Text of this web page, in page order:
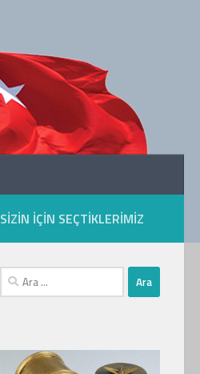
SIZIN IÇIN SEÇTIKLERIMIZ
Arama: